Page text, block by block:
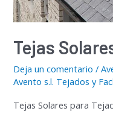
Tejas
Deja un comentario /
Avento s.l. Tejados y
Tejas Solares para